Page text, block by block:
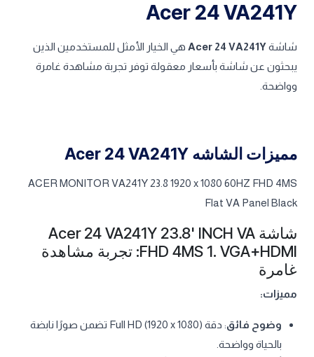
Acer 24 VA241Y
شاشةAcer 24 VA241Y هي الخيار الأمثل للمستخدمين الذين
يبحثون عن شاشة بأسعار معقولة توفر تجربة مشاهدة غامرة
وواضحة.
مميزات الشاشه Acer 24 VA241Y
ACER MONITOR VA241Y 23.8 1920 x 1080 60HZ FHD 4MS
Flat VA Panel Black
شاشة Acer 24 VA241Y 23.8' INCH VA
FHD 4MS 1. VGA+HDMI: تجربة مشاهدة
غامرة
مميزات:
وضوح فائق
: دقة Full HD (1920 x 1080) تضمن صورًا نابضة
بالحياة وواضحة.